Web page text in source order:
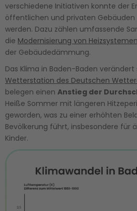
verschiedene Initiativen konnte der
öffentlichen und privaten Gebäuden
werden. Dazu zählen umfassende
die Modernisierung von Heizsystemen
der Gebäudedämmung.
Das Klima in Baden-Baden verändert
Wetterstation des Deutschen
belegen einen Anstieg der
Heiße Sommer mit längeren
geworden, was zu einer erhöhten
Bevölkerung führt, insbesondere für
Kinder.